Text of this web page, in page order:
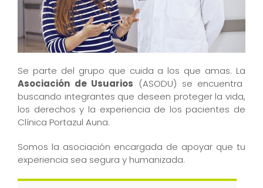
Se parte del grupo que cuida a los que amas. La
Asociación de Usuarios (ASODU) se encuentra
buscando integrantes que deseen proteger la vida,
los derechos y la experiencia de los pacientes de
Clínica Portazul Auna.
Somos la asociación encargada de apoyar que tu
experiencia sea segura y humanizada.